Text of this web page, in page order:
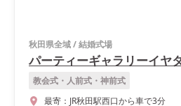
秋田県全域/結婚式場
パーティーギャラリーイヤ
教会式・人前式・神前式
最寄： JR秋田駅西口から車で3分